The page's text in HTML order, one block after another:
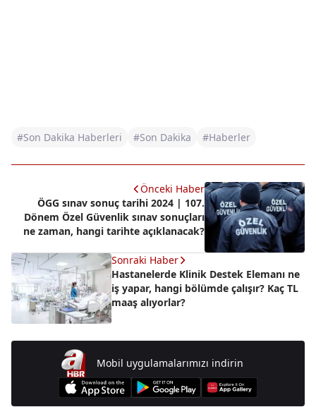
#Son Dakika Haberleri #Son Dakika #Haberler
Önceki Haber
ÖGG sınav sonuç tarihi 2024 | 107.
Dönem Özel Güvenlik sınav sonuçları
ne zaman, hangi tarihte açıklanacak?
Sonraki Haber
Hastanelerde Klinik Destek Elemanı ne
iş yapar, hangi bölümde çalışır? Kaç TL
maaş alıyorlar?
Mobil uygulamalarımızı indirin